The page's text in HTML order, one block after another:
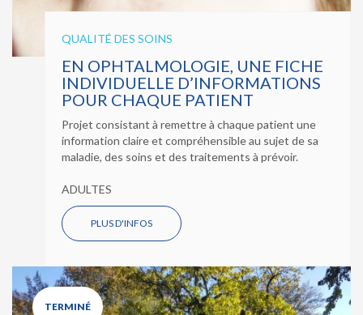
QUALITÉ DES SOINS
EN OPHTALMOLOGIE, UNE FICHE
INDIVIDUELLE D’INFORMATIONS
POUR CHAQUE PATIENT
Projet consistant à remettre à chaque patient une
information claire et compréhensible au sujet de sa
maladie, des soins et des traitements à prévoir.
ADULTES
PLUS D'INFOS
TERMINÉ